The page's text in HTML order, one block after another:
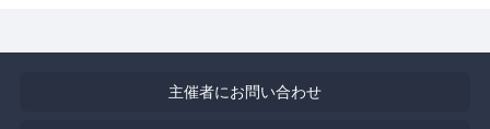
主催者にお問い合わせ